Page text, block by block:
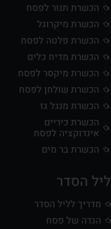
הכשרת תנור לפסח
הכשרת מיקרוגל
הכשרת פלטה לפסח
הכשרת מדיח כלים
הכשרת מיקסר לפסח
הכשרת שולחן לפסח
הכשרת מנגל גז
הכשרת כיריים
אינדוקציה לפסח
הכשרת בר מים
ליל הסדר
מדריך לליל הסדר
הגדה של פסח